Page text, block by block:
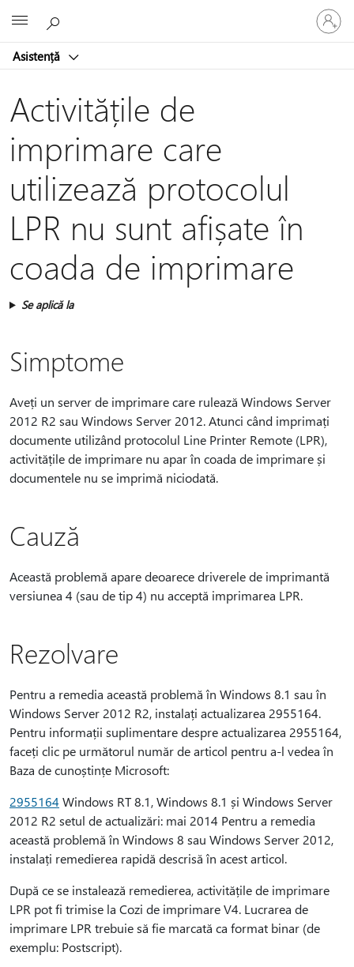
Asistență
vă
la
dvs.
Activitățile de
imprimare care
utilizează protocolul
LPR nu sunt afișate în
coada de imprimare
Se aplică la
Simptome
Aveți un server de imprimare care rulează Windows Server
2012 R2 sau Windows Server 2012. Atunci când imprimați
documente utilizând protocolul Line Printer Remote (LPR),
activitățile de imprimare nu apar în coada de imprimare și
documentele nu se imprimă niciodată.
Cauză
Această problemă apare deoarece driverele de imprimantă
versiunea 4 (sau de tip 4) nu acceptă imprimarea LPR.
Rezolvare
Pentru a remedia această problemă în Windows 8.1 sau în
Windows Server 2012 R2, instalați actualizarea 2955164.
Pentru informații suplimentare despre actualizarea 2955164,
faceți clic pe următorul număr de articol pentru a-l vedea în
Baza de cunoștințe Microsoft:
2955164 Windows RT 8.1, Windows 8.1 și Windows Server
2012 R2 setul de actualizări: mai 2014 Pentru a remedia
această problemă în Windows 8 sau Windows Server 2012,
instalați remedierea rapidă descrisă în acest articol.
După ce se instalează remedierea, activitățile de imprimare
LPR pot fi trimise la Cozi de imprimare V4. Lucrarea de
imprimare LPR trebuie să fie marcată ca format binar (de
exemplu: Postscript).